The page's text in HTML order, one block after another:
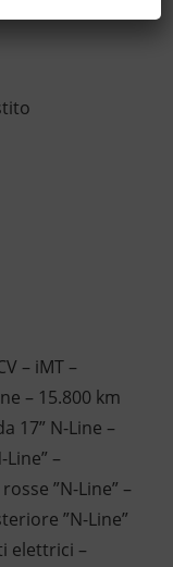
– iMT –
– 15.800 km
17” N-Line –
–
”N-Line” –
”N-Line”
elettrici –